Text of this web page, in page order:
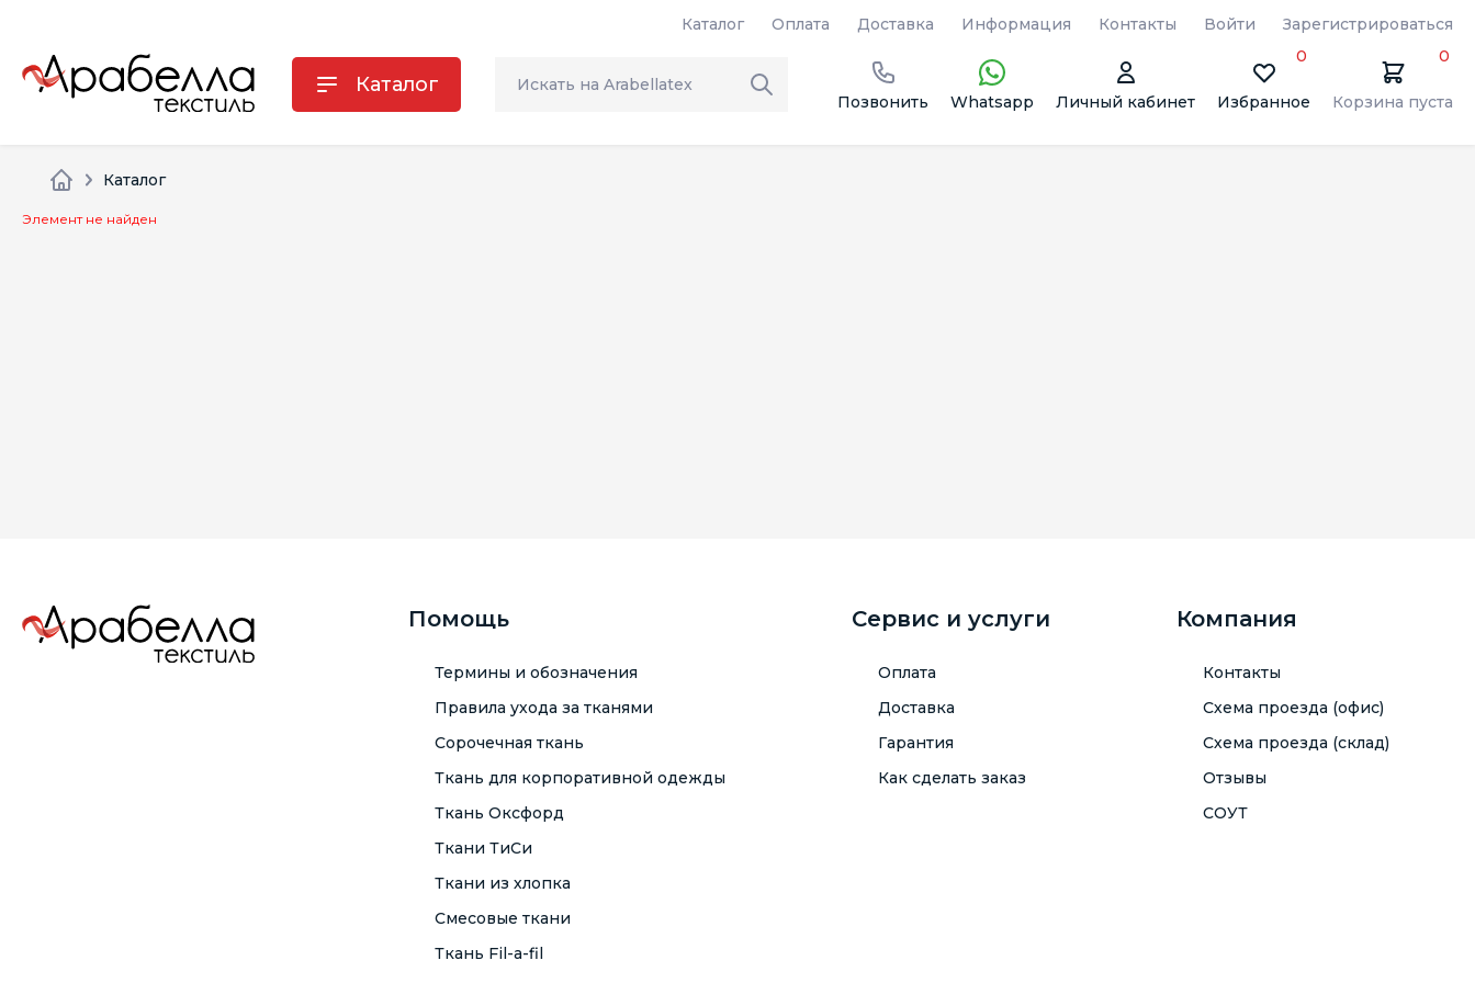
Каталог Оплата Доставка Информация Контакты Войти Зарегистрироваться
Каталог
Позвонить Whatsapp Личный кабинет Избранное
0
Корзина пуста
0
Каталог
Элемент не найден
Помощь
Термины и обозначения
Правила ухода за тканями
Сорочечная ткань
Ткань для корпоративной одежды
Ткань Оксфорд
Ткани ТиСи
Ткани из хлопка
Смесовые ткани
Ткань Fil-a-fil
Сервис и услуги
Оплата
Доставка
Гарантия
Как сделать заказ
Компания
Контакты
Схема проезда (офис)
Схема проезда (склад)
Отзывы
СОУТ